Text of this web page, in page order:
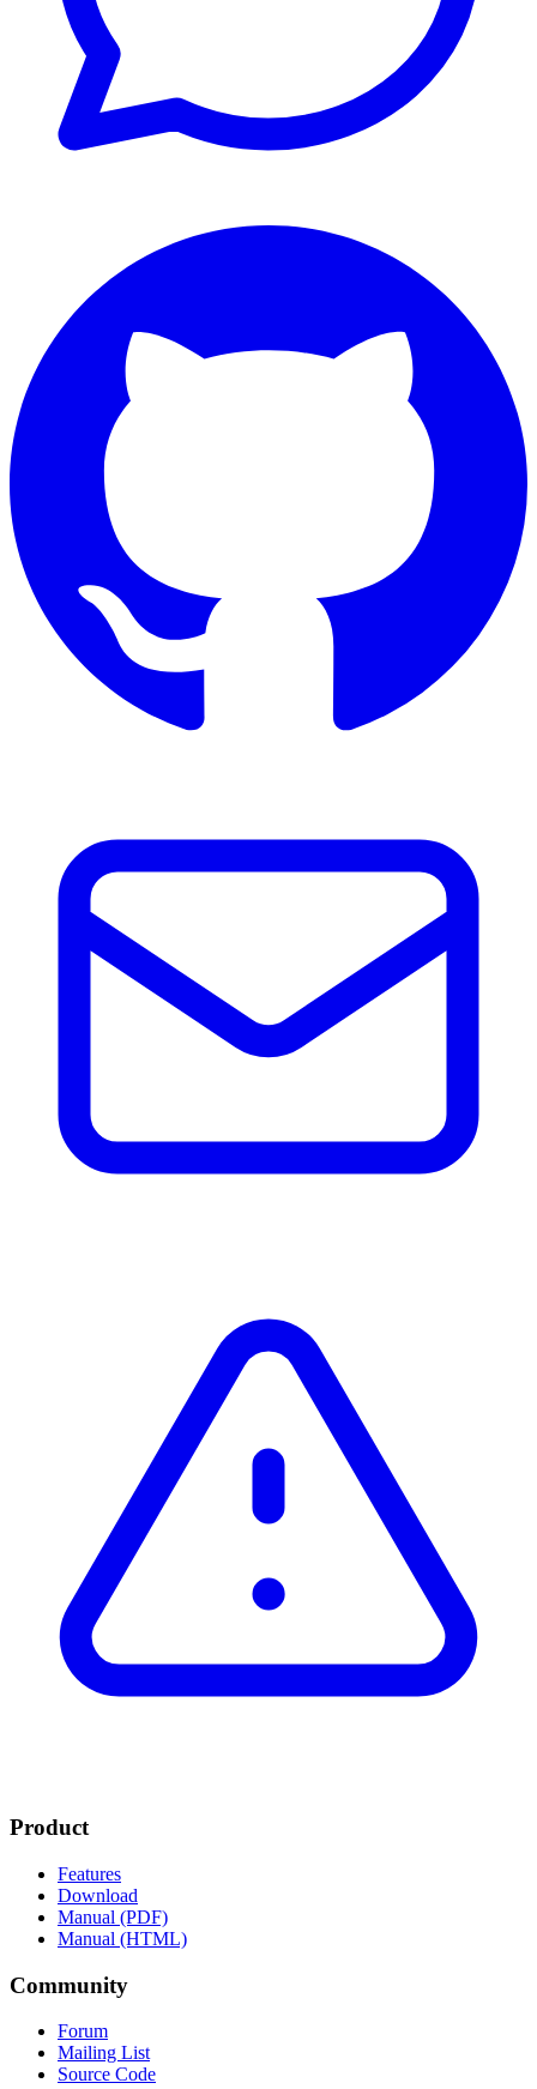
Product
Features
Download
Manual (PDF)
Manual (HTML)
Community
Forum
Mailing List
Source Code